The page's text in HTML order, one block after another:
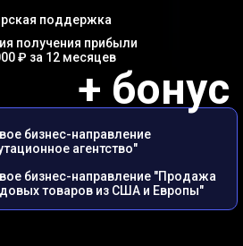
+ бонус
поддержка
получения прибыли
₽ за 12 месяцев
бизнес-направление
агентство"
бизнес-направление "Продажа
товаров из США и Европы"